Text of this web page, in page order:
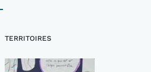
TERRITOIRES